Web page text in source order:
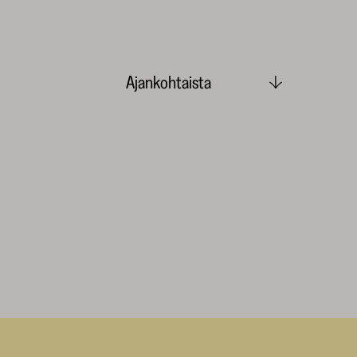
Ajankohtaista